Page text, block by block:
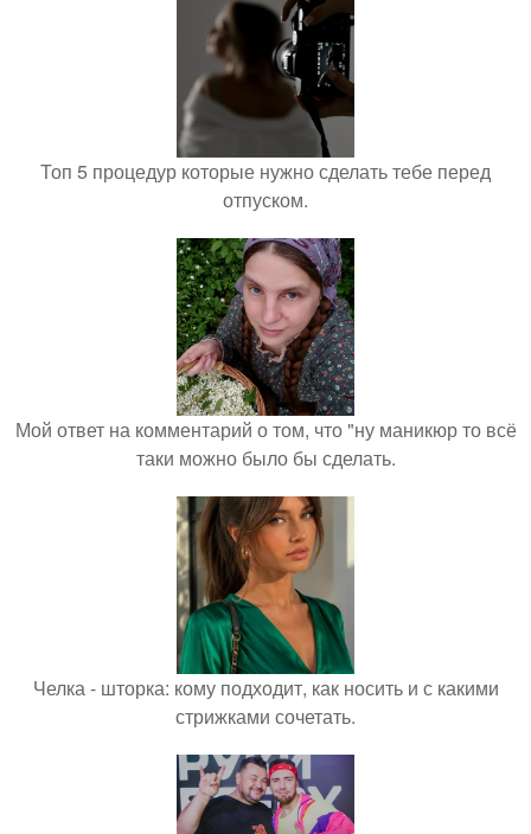
Топ 5 процедур которые нужно сделать тебе перед
отпуском.
Мой ответ на комментарий о том, что "ну маникюр то всё
таки можно было бы сделать.
Челка - шторка: кому подходит, как носить и с какими
стрижками сочетать.